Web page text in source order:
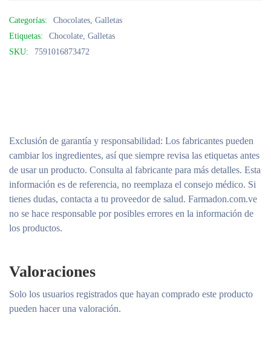
Categorías: Chocolates, Galletas
Etiquetas:
Chocolate, Galletas
SKU:
7591016873472
Exclusión de garantía y responsabilidad: Los fabricantes pueden
cambiar los ingredientes, así que siempre revisa las etiquetas antes
de usar un producto. Consulta al fabricante para más detalles. Esta
información es de referencia, no reemplaza el consejo médico. Si
tienes dudas, contacta a tu proveedor de salud. Farmadon.com.ve
no se hace responsable por posibles errores en la información de
los productos.
Valoraciones
Solo los usuarios registrados que hayan comprado este producto
pueden hacer una valoración.